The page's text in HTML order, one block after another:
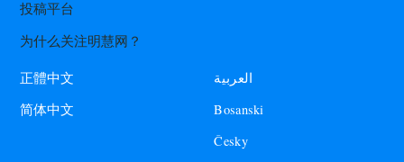
投稿平台
为什么关注明慧网？
正體中文
简体中文
العربية
Bosanski
Česky